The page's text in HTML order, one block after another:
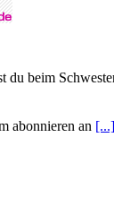
du beim
abonnieren an [...]